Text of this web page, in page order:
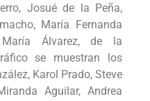
Josué de la Peña,
María Fernanda
Álvarez, de la
se muestran los
Karol Prado, Steve
Aguilar, Andrea